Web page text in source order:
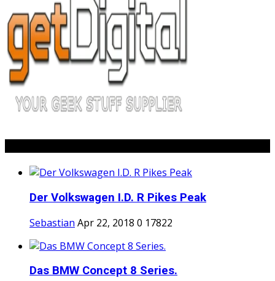
Der Volkswagen I.D. R Pikes Peak
Sebastian Apr 22, 2018 0 17822
Das BMW Concept 8 Series.